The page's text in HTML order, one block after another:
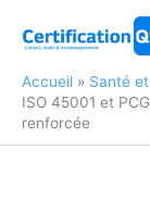
Accueil Santé
ISO 45001 et
renforcée